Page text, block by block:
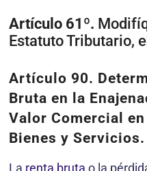
Artículo 61º.
Estatuto Tributario,
Artículo 90.
Bruta en la
Valor Comercial
Bienes y Servicios.
La renta bruta o la